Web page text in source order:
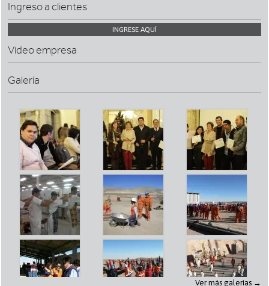
Ingreso a clientes
INGRESE AQUÍ
Video empresa
Galería
Ver más galerías →